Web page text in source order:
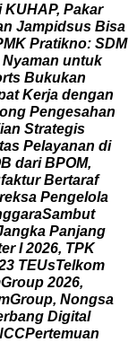
KUHAP, Pakar
n Jampidsus Bisa
MK Pratikno: SDM
Nyaman untuk
rts Bukukan
at Kerja dengan
ong Pengesahan
ian Strategis
tas Pelayanan di
B dari BPOM,
faktur Bertaraf
reksa Pengelola
ggaraSambut
angka Panjang
er I 2026, TPK
3 TEUsTelkom
Group 2026,
Group, Nongsa
rbang Digital
CCPertemuan